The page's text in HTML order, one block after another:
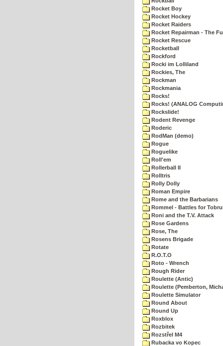
Rocket Boy
Rocket Hockey
Rocket Raiders
Rocket Repairman - The
Rocket Rescue
Rocketball
Rockford
Rocki im Lolliland
Rockies, The
Rockman
Rockmania
Rocks!
Rocks! (ANALOG
Rockslide!
Rodent Revenge
Roderic
RodMan (demo)
Rogue
Roguelike
Roll'em
Rollerball II
Rolltris
Rolly Dolly
Roman Empire
Rome and the Barbarians
Rommel - Battles for
Roni and the T.V. Attack
Rose Gardens
Rose, The
Rosens Brigade
Rotate
R.O.T.O
Roto - Wrench
Rough Rider
Roulette (Antic)
Roulette (Pemberton,
Roulette Simulator
Round About
Round Up
Roxblox
Rozbitek
Rozstřel M4
Rubacka vo Kopec